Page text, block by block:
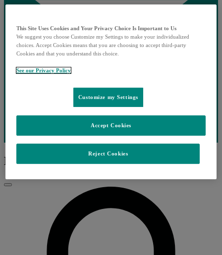
EP.13 ONCOLOGIA
Fechar
This Site Uses Cookies and Your Privacy Choice Is Important to Us
We suggest you choose Customize my Settings to make your individualized
choices. Accept Cookies means that you are choosing to accept third-party
Cookies and that you understand this choice.
See our Privacy Policy
Customize my Settings
Reject Cookies
Accept Cookies